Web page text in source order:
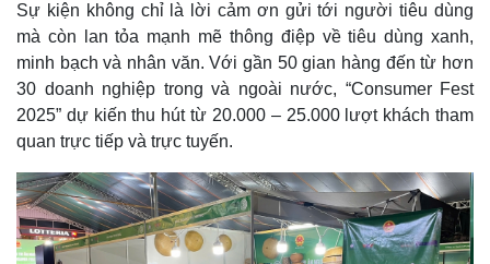
Sự kiện không chỉ là lời cảm ơn gửi tới người tiêu dùng
mà còn lan tỏa mạnh mẽ thông điệp về tiêu dùng xanh,
minh bạch và nhân văn. Với gần 50 gian hàng đến từ hơn
30 doanh nghiệp trong và ngoài nước, “Consumer Fest
2025” dự kiến thu hút từ 20.000 – 25.000 lượt khách tham
quan trực tiếp và trực tuyến.